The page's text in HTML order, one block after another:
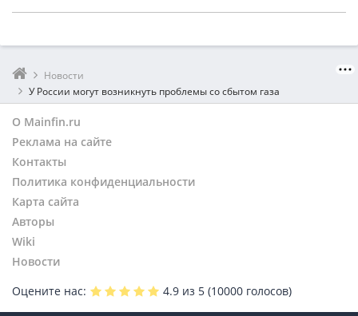
Новости
У России могут возникнуть проблемы со сбытом газа
О Mainfin.ru
Реклама на сайте
Контакты
Политика конфиденциальности
Карта сайта
Авторы
Wiki
Новости
Оцените нас:
4.9 из 5 (10000 голосов)